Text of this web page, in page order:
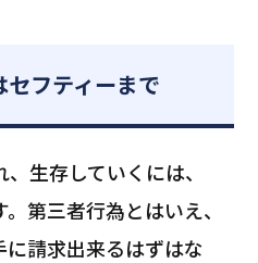
フティーまで
生存していくには、
第三者行為とはいえ、
請求出来るはずはな